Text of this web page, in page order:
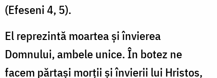
(Efeseni 4, 5).
El reprezintă moartea şi învierea
Domnului, ambele unice. În botez ne
facem părtaşi morţii şi învierii lui Hristos,